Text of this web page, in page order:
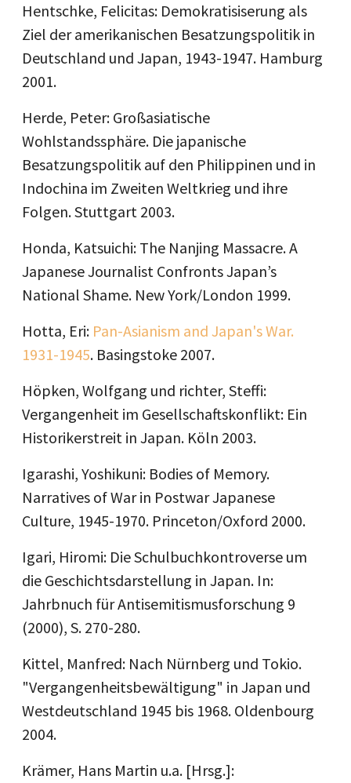
Hentschke, Felicitas: Demokratisiserung als
Ziel der amerikanischen Besatzungspolitik in
Deutschland und Japan, 1943-1947. Hamburg
2001.
Herde, Peter: Großasiatische
Wohlstandssphäre. Die japanische
Besatzungspolitik auf den Philippinen und in
Indochina im Zweiten Weltkrieg und ihre
Folgen. Stuttgart 2003.
Honda, Katsuichi: The Nanjing Massacre. A
Japanese Journalist Confronts Japan’s
National Shame. New York/London 1999.
Hotta, Eri: Pan-Asianism and Japan's War.
1931-1945. Basingstoke 2007.
Höpken, Wolfgang und richter, Steffi:
Vergangenheit im Gesellschaftskonflikt: Ein
Historikerstreit in Japan. Köln 2003.
Igarashi, Yoshikuni: Bodies of Memory.
Narratives of War in Postwar Japanese
Culture, 1945-1970. Princeton/Oxford 2000.
Igari, Hiromi: Die Schulbuchkontroverse um
die Geschichtsdarstellung in Japan. In:
Jahrbnuch für Antisemitismusforschung 9
(2000), S. 270-280.
Kittel, Manfred: Nach Nürnberg und Tokio.
"Vergangenheitsbewältigung" in Japan und
Westdeutschland 1945 bis 1968. Oldenbourg
2004.
Krämer, Hans Martin u.a. [Hrsg.]: